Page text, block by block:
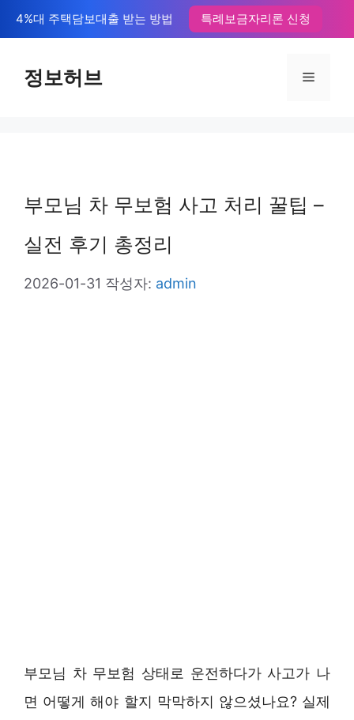
텐
4%대 주택담보대출 받는 방법 특례보금자리론 신청
정보허브 메
부모님 차 무보험 사고 처리 꿀팁 –
실전 후기 총정리
2026-01-31 작성자: admin
부모님 차 무보험 상태로 운전하다가 사고가 나
면 어떻게 해야 할지 막막하지 않으셨나요? 실제